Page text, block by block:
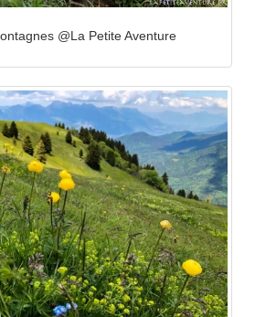
@La Petite Aventure